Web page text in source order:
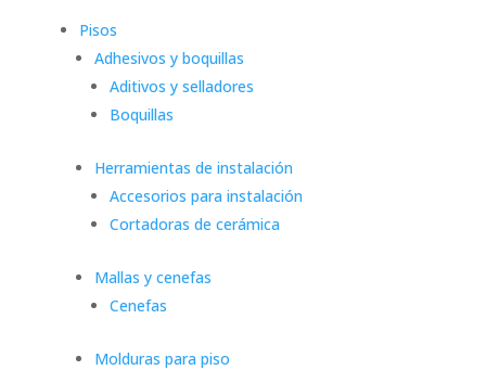
Pisos
Adhesivos y boquillas
Aditivos y selladores
Boquillas
Herramientas de instalación
Accesorios para instalación
Cortadoras de cerámica
Mallas y cenefas
Cenefas
Molduras para piso